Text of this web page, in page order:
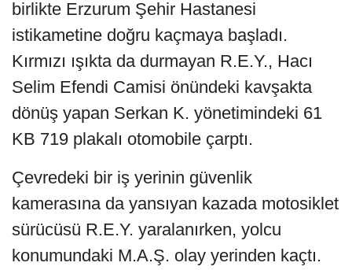
birlikte Erzurum Şehir Hastanesi
istikametine doğru kaçmaya başladı.
Kırmızı ışıkta da durmayan R.E.Y., Hacı
Selim Efendi Camisi önündeki kavşakta
dönüş yapan Serkan K. yönetimindeki 61
KB 719 plakalı otomobile çarptı.
Çevredeki bir iş yerinin güvenlik
kamerasına da yansıyan kazada motosiklet
sürücüsü R.E.Y. yaralanırken, yolcu
konumundaki M.A.Ş. olay yerinden kaçtı.